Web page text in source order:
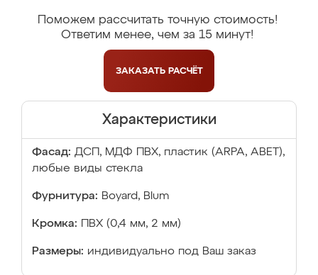
Поможем рассчитать точную стоимость!
Ответим менее, чем за 15 минут!
ЗАКАЗАТЬ РАСЧЁТ
Характеристики
Фасад: ДСП, МДФ ПВХ, пластик (ARPA, ABET),
любые виды стекла
Фурнитура: Boyard, Blum
Кромка: ПВХ (0,4 мм, 2 мм)
Размеры: индивидуально под Ваш заказ